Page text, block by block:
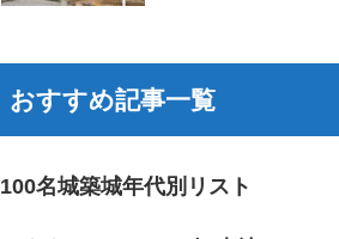
おすすめ記事一覧
100名城築城年代別リスト